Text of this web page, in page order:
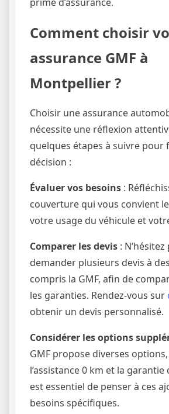
Comment choisir
assurance GMF à
Montpellier ?
Choisir une assurance
nécessite une réflexion
quelques étapes à suivre pour
décision :
Évaluer vos besoins :
couverture qui vous convient
votre usage du véhicule et
Comparer les devis : N’hésitez
demander plusieurs devis à
compris la GMF, afin de
les garanties. Rendez-vous sur
obtenir un devis personnalisé.
Considérer les options
GMF propose diverses
l’assistance 0 km et la garantie
est essentiel de penser à ces
besoins spécifiques.